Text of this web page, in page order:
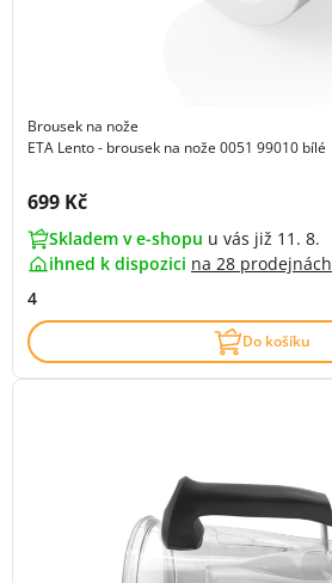
Brousek na nože
ETA Lento - brousek na nože 0051 99010 bílé
Cena s DPH:
699 Kč
Skladem v e-shopu u vás již 11. 8.
ihned k dispozici na 28 prodejnách
4
Do košíku